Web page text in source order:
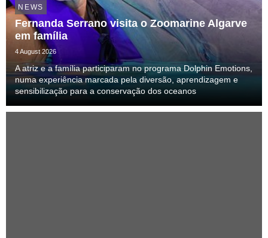
NEWS
Fernanda Serrano visita o Zoomarine Algarve
em família
4 August 2026
A atriz e a família participaram no programa Dolphin Emotions,
numa experiência marcada pela diversão, aprendizagem e
sensibilização para a conservação dos oceanos